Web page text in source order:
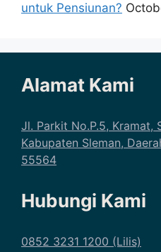
untuk Pensiunan?
Alamat Kami
Jl. Parkit No.P.5, Kramat,
Kabupaten Sleman,
55564
Hubungi Kami
0852 3231 1200 (Lilis)